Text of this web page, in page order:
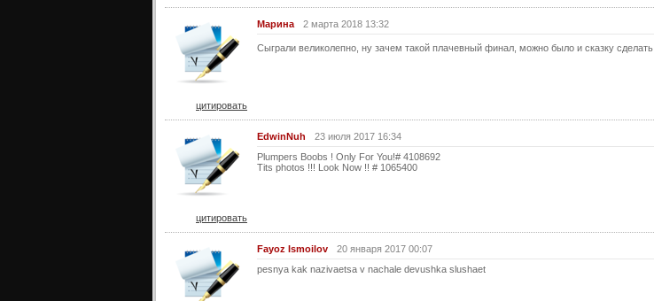
Марина 2 марта 2018 13:32
Сыграли великолепно, ну зачем такой плачевный финал, можно было и сказку сделать.
цитировать
EdwinNuh
23 июля 2017 16:34
Plumpers Boobs ! Only For You!# 4108692
Tits photos !!! Look Now !! # 1065400
цитировать
Fayoz Ismoilov
20 января 2017 00:07
pesnya kak nazivaetsa v nachale devushka slushaet